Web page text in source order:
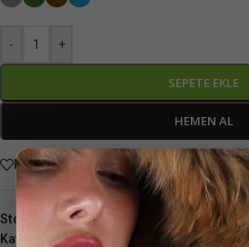
- +
SEPETE EKLE
HEMEN AL
Favorilere ekle
Stok kodu:848537339
Kategoriler: Deri Şapka